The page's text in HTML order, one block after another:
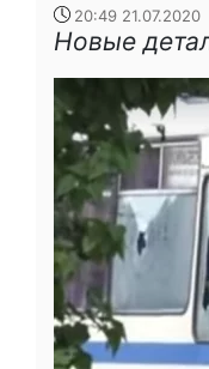
20:49 21.07.2020
Новые